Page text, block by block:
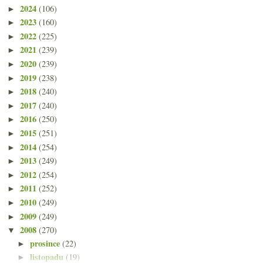
► 2024 (106)
► 2023 (160)
► 2022 (225)
► 2021 (239)
► 2020 (239)
► 2019 (238)
► 2018 (240)
► 2017 (240)
► 2016 (250)
► 2015 (251)
► 2014 (254)
► 2013 (249)
► 2012 (254)
► 2011 (252)
► 2010 (249)
► 2009 (249)
▼ 2008 (270)
►prosince(22)
►listopadu (19)